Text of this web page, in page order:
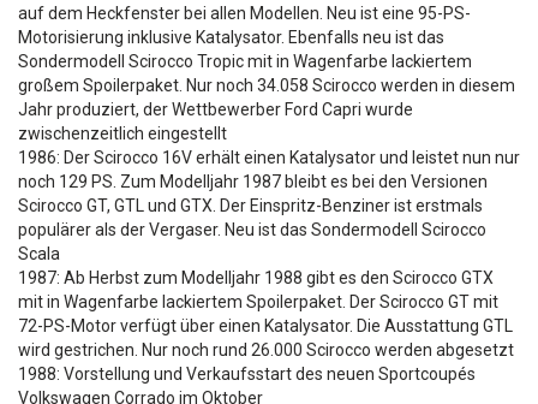
auf dem Heckfenster bei allen Modellen. Neu ist eine 95-PS-
Motorisierung inklusive Katalysator. Ebenfalls neu ist das
Sondermodell Scirocco Tropic mit in Wagenfarbe lackiertem
großem Spoilerpaket. Nur noch 34.058 Scirocco werden in diesem
Jahr produziert, der Wettbewerber Ford Capri wurde
zwischenzeitlich eingestellt
1986: Der Scirocco 16V erhält einen Katalysator und leistet nun nur
noch 129 PS. Zum Modelljahr 1987 bleibt es bei den Versionen
Scirocco GT, GTL und GTX. Der Einspritz-Benziner ist erstmals
populärer als der Vergaser. Neu ist das Sondermodell Scirocco
Scala
1987: Ab Herbst zum Modelljahr 1988 gibt es den Scirocco GTX
mit in Wagenfarbe lackiertem Spoilerpaket. Der Scirocco GT mit
72-PS-Motor verfügt über einen Katalysator. Die Ausstattung GTL
wird gestrichen. Nur noch rund 26.000 Scirocco werden abgesetzt
1988: Vorstellung und Verkaufsstart des neuen Sportcoupés
Volkswagen Corrado im Oktober